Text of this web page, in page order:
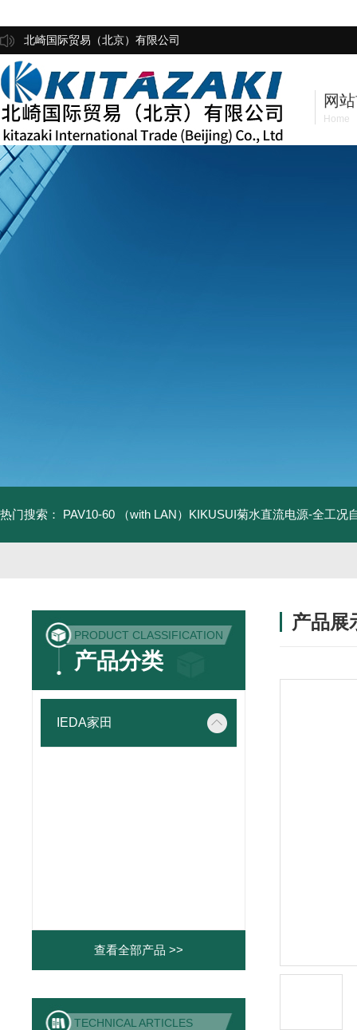
北崎国际贸易（北京）有限公司
网
Home
热门搜索： PAV10-60 （with LAN）KIKUSUI菊水直流电源-全工况
PRODUCT CLASSIFICATION
产品分类
IEDA家田
查看全部产品 >>
TECHNICAL ARTICLES
产品展